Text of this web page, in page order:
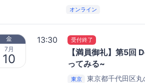
オンライン
金
7月
10
13:30 受付終了
【満員御礼】第5回
ってみる~
東京 東京都千代田区